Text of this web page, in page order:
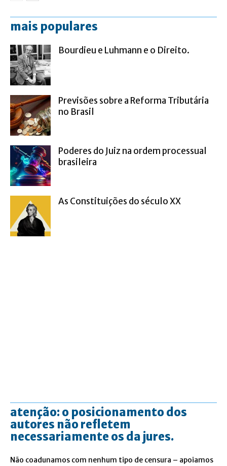
mais populares
Bourdieu e Luhmann e o Direito.
Previsões sobre a Reforma Tributária
no Brasil
Poderes do Juiz na ordem processual
brasileira
As Constituições do século XX
atenção: o posicionamento dos
autores não refletem
necessariamente os da jures.
Não coadunamos com nenhum tipo de censura – apoiamos